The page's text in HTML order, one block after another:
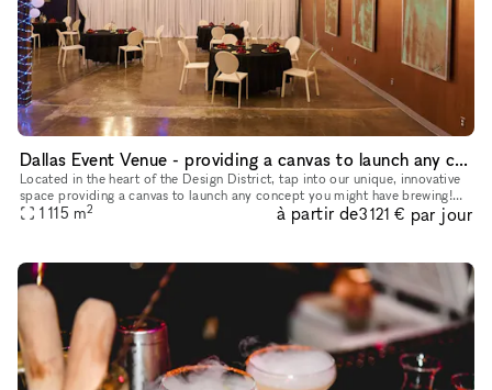
Dallas Event Venue - providing a canvas to launch any concept you might have brewing
Located in the heart of the Design District, tap into our unique, innovative
space providing a canvas to launch any concept you might have brewing!
We have ample free parking and ADA access to accom
1 115 m2 à partir de3 121 € par jour